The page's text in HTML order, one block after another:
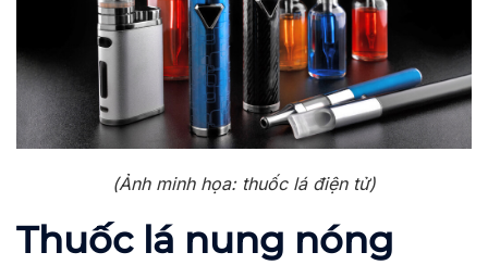
(Ảnh minh họa: thuốc lá điện tử)
Thuốc lá nung nóng